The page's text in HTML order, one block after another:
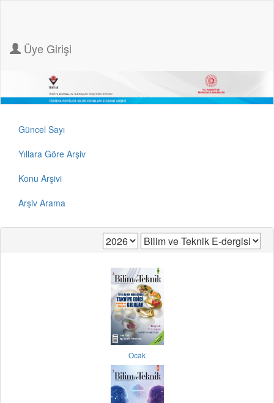
Üye Girişi
Güncel Sayı
Yıllara Göre Arşiv
Konu Arşivi
Arşiv Arama
Ocak